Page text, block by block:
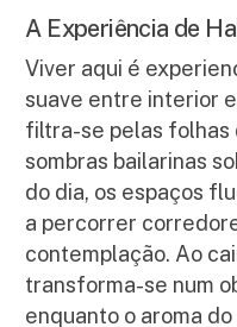
A Experiência de
Viver aqui é
suave entre interior
filtra-se pelas folhas
sombras bailarinas
do dia, os espaços
a percorrer
contemplação. Ao
transforma-se num
enquanto o aroma